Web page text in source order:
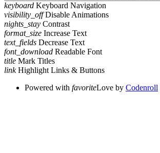
keyboard Keyboard Navigation
visibility_off Disable Animations
nights_stay Contrast
format_size Increase Text
text_fields Decrease Text
font_download Readable Font
title Mark Titles
link Highlight Links & Buttons
Powered with favoriteLove by Codenroll